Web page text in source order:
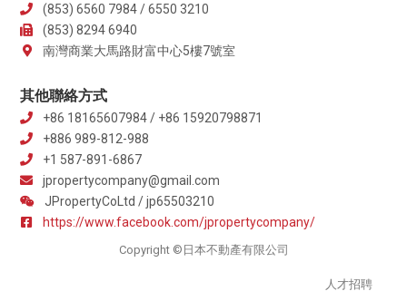
(853) 6560 7984 / 6550 3210
(853) 8294 6940
南灣商業大馬路財富中心5樓7號室
其他聯絡方式
+86 18165607984 / +86 15920798871
+886 989-812-988
+1 587-891-6867
jpropertycompany@gmail.com
JPropertyCoLtd / jp65503210
https://www.facebook.com/jpropertycompany/
Copyright ©日本不動產有限公司
人才招聘